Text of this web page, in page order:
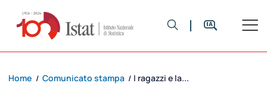
Home / Comunicato stampa / I ragazzi e la...